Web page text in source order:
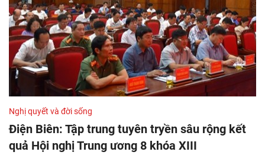
Nghị quyết và đời sống
Điện Biên: Tập trung tuyên tryền sâu rộng kết
quả Hội nghị Trung ương 8 khóa XIII